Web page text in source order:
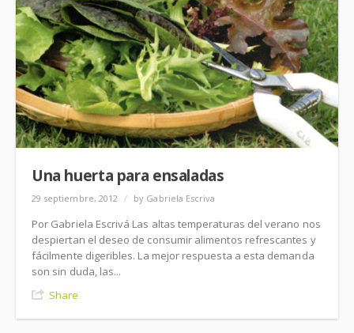
Una huerta para ensaladas
29 septiembre, 2012 / by Gabriela Escriva
Por Gabriela Escrivá Las altas temperaturas del verano nos
despiertan el deseo de consumir alimentos refrescantes y
fácilmente digeribles. La mejor respuesta a esta demanda
son sin duda, las...
Share